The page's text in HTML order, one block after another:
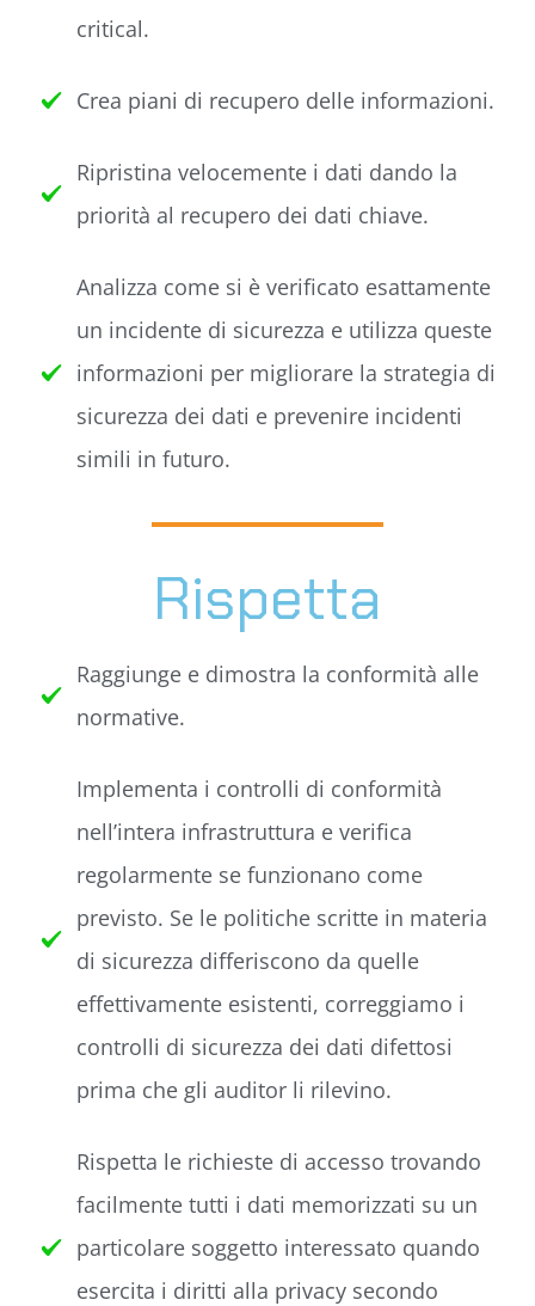
critical.
Crea piani di recupero delle informazioni.
Ripristina velocemente i dati dando la
priorità al recupero dei dati chiave.
Analizza come si è verificato esattamente
un incidente di sicurezza e utilizza queste
informazioni per migliorare la strategia di
sicurezza dei dati e prevenire incidenti
simili in futuro.
Rispetta
Raggiunge e dimostra la conformità alle
normative.
Implementa i controlli di conformità
nell’intera infrastruttura e verifica
regolarmente se funzionano come
previsto. Se le politiche scritte in materia
di sicurezza differiscono da quelle
effettivamente esistenti, correggiamo i
controlli di sicurezza dei dati difettosi
prima che gli auditor li rilevino.
Rispetta le richieste di accesso trovando
facilmente tutti i dati memorizzati su un
particolare soggetto interessato quando
esercita i diritti alla privacy secondo